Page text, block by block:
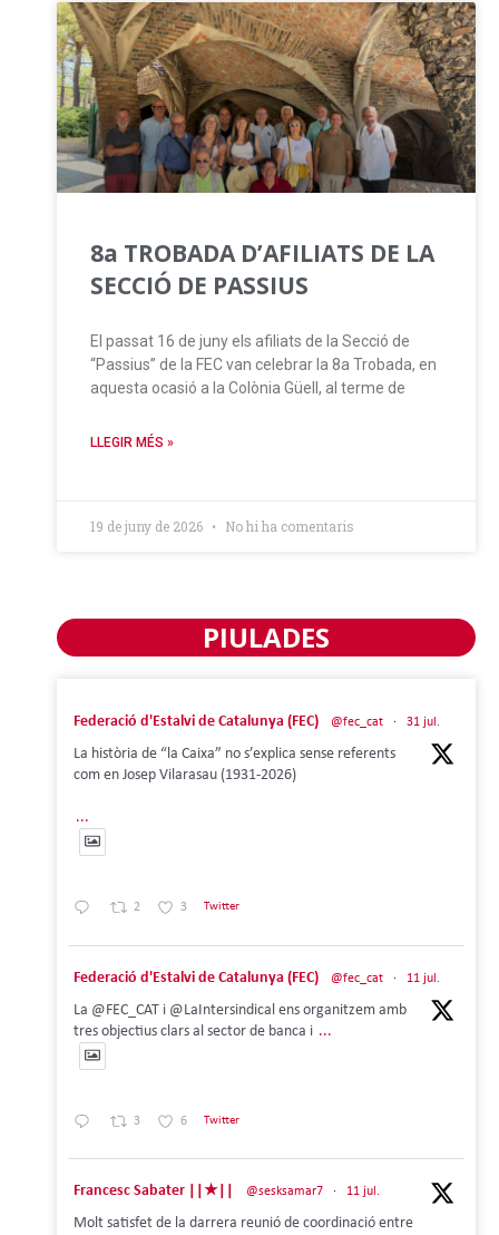
8a TROBADA D’AFILIATS DE LA
SECCIÓ DE PASSIUS
El passat 16 de juny els afiliats de la Secció de
“Passius” de la FEC van celebrar la 8a Trobada, en
aquesta ocasió a la Colònia Güell, al terme de
LLEGIR MÉS »
19 de juny de 2026 No hi ha comentaris
PIULADES
Federació d'Estalvi de Catalunya (FEC) @fec_cat · 31 jul.
La història de “la Caixa” no s’explica sense referents
com en Josep Vilarasau (1931-2026)
...
2 3 Twitter
Federació d'Estalvi de Catalunya (FEC) @fec_cat · 11 jul.
La @FEC_CAT i @LaIntersindical ens organitzem amb
tres objectius clars al sector de banca i ...
3 6 Twitter
Francesc Sabater ||★|| @sesksamar7 · 11 jul.
Molt satisfet de la darrera reunió de coordinació entre